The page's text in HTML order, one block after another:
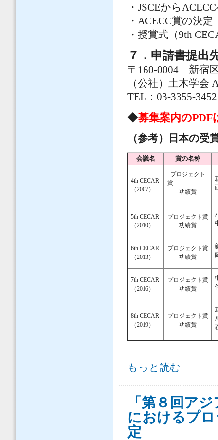
・JSCEから
・ACECC賞の決
・授賞式（9th
７．申請書提出
〒160-0004 新宿
（公社）土木学会
TEL：03-3355-
◆募集案内のPDF
（参考）日本の受
会議名 賞の名称
4th CECAR
（2007）
プロジェクト
賞
功績賞
5th CECAR
（2010）
プロジェクト賞
功績賞
6th CECAR
（2013）
プロジェクト賞
功績賞
7th CECAR
（2016）
プロジェクト賞
功績賞
8th CECAR
（2019）
プロジェクト賞
功績賞
「第9回アジア土木技術国際会議
もっと読む
「第８回ア
におけるプ
定